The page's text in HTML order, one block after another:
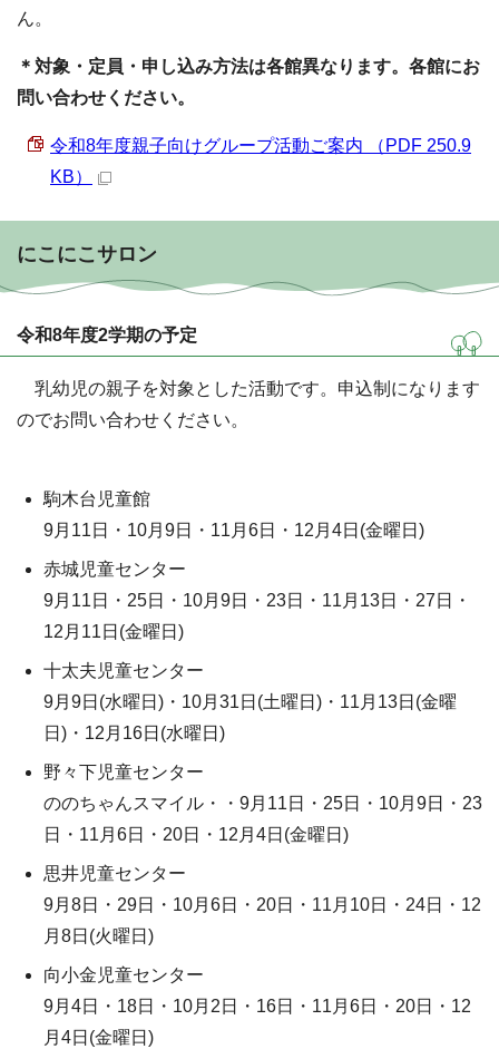
ん。
＊対象・定員・申し込み方法は各館異なります。各館にお
問い合わせください。
令和8年度親子向けグループ活動ご案内 （PDF 250.9
KB）
にこにこサロン
令和8年度2学期の予定
乳幼児の親子を対象とした活動です。申込制になります
のでお問い合わせください。
駒木台児童館
9月11日・10月9日・11月6日・12月4日(金曜日)
赤城児童センター
9月11日・25日・10月9日・23日・11月13日・27日・
12月11日(金曜日)
十太夫児童センター
9月9日(水曜日)・10月31日(土曜日)・11月13日(金曜
日)・12月16日(水曜日)
野々下児童センター
ののちゃんスマイル・・9月11日・25日・10月9日・23
日・11月6日・20日・12月4日(金曜日)
思井児童センター
9月8日・29日・10月6日・20日・11月10日・24日・12
月8日(火曜日)
向小金児童センター
9月4日・18日・10月2日・16日・11月6日・20日・12
月4日(金曜日)